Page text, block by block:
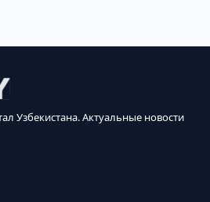
Узбекистана. Актуальные новости